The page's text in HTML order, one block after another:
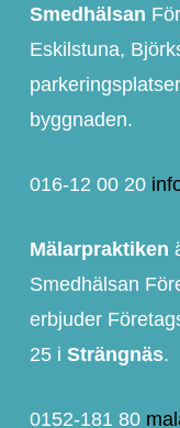
Smedhälsan
Eskilstuna,
byggnaden.
016-12 00 20
Mälarpraktiken
Smedhälsan
erbjuder
25 i Strängnäs.
0152-181 80